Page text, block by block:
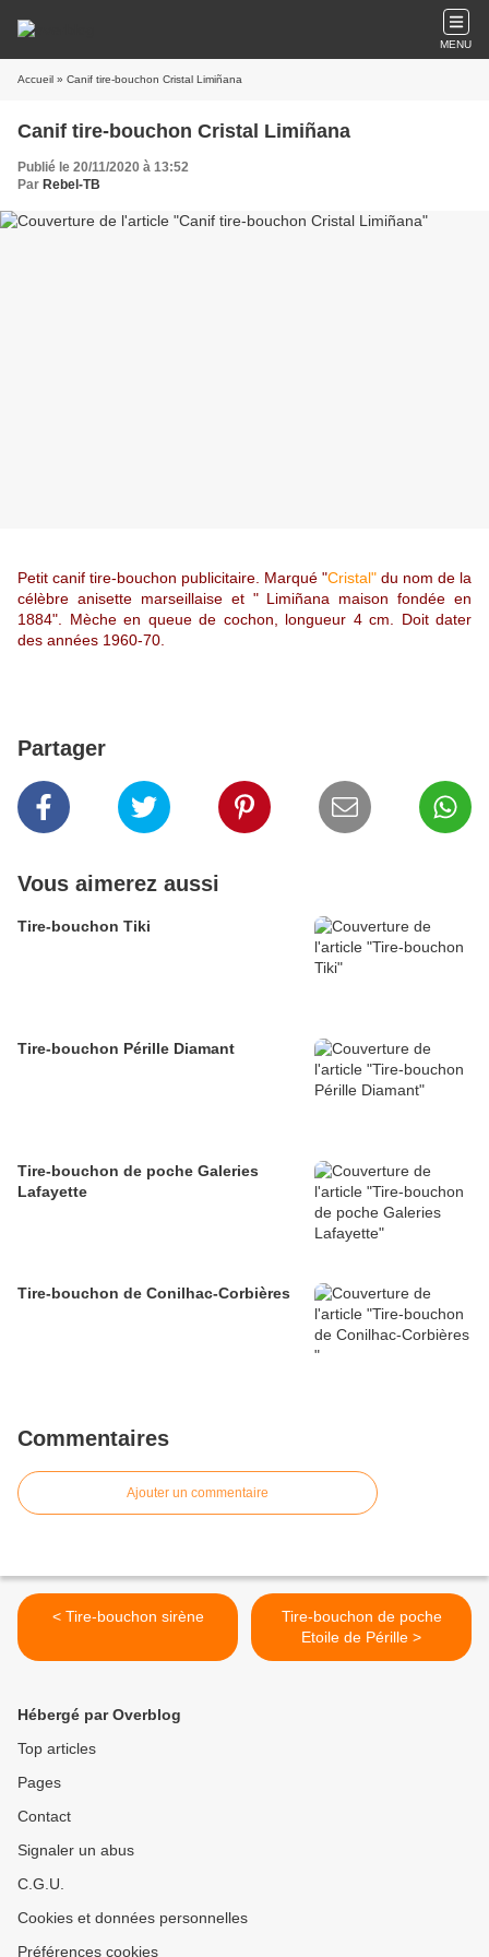
MENU
Accueil » Canif tire-bouchon Cristal Limiñana
Canif tire-bouchon Cristal Limiñana
Publié le 20/11/2020 à 13:52
Par Rebel-TB
Petit canif tire-bouchon publicitaire. Marqué "Cristal" du nom de la
célèbre anisette marseillaise et "Limiñana maison fondée en
1884". Mèche en queue de cochon, longueur 4 cm. Doit dater
des années 1960-70.
Partager
Vous aimerez aussi
Tire-bouchon Tiki
Tire-bouchon Pérille Diamant
Tire-bouchon de poche Galeries
Lafayette
Tire-bouchon de Conilhac-Corbières
Commentaires
Ajouter un commentaire
< Tire-bouchon sirène
Tire-bouchon de poche
Etoile de Pérille >
Hébergé par Overblog
Top articles
Pages
Contact
Signaler un abus
C.G.U.
Cookies et données personnelles
Préférences cookies